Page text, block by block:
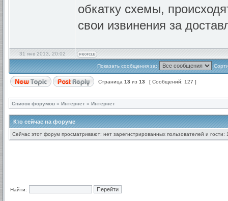
обкатку схемы,
свои извинения за
31 янв 2013, 20:02
Показать сообщения за:
Страница 13 из 13 [ Сообщений: 127 ]
Список форумов » Интернет » Интернет
Кто сейчас на форуме
Сейчас этот форум просматривают: нет зарегистрированных пользователей и гости:
Найти: